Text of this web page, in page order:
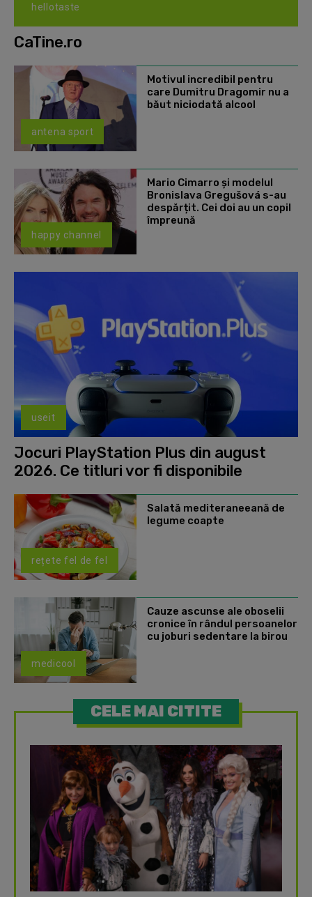
hellotaste
CaTine.ro
antena sport
Motivul incredibil pentru
care Dumitru Dragomir nu a
băut niciodată alcool
happy channel
Mario Cimarro și modelul
Bronislava Gregušová s-au
despărțit. Cei doi au un copil
împreună
useit
Jocuri PlayStation Plus din august
2026. Ce titluri vor fi disponibile
rețete fel de fel
Salată mediteraneeană de
legume coapte
medicool
Cauze ascunse ale oboselii
cronice în rândul persoanelor
cu joburi sedentare la birou
CELE MAI CITITE